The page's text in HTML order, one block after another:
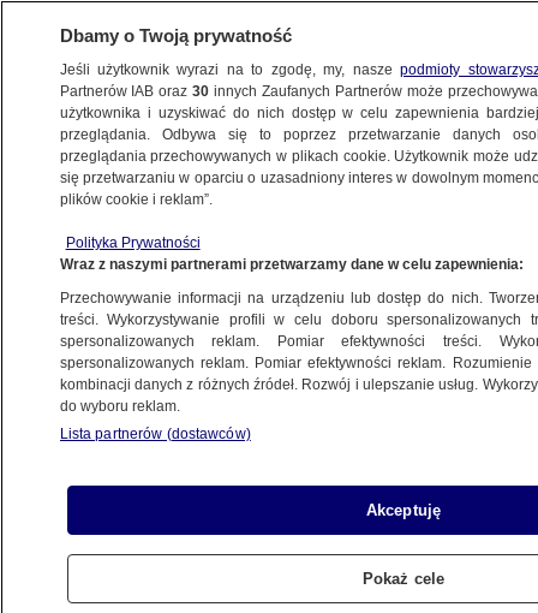
KOŚCIÓŁ HIERARCHOWIE
"Ten papież może stanąć między
dwoma globalnymi biegunami"
RELACJA
Tak brzmiały pierwsze słowa papieży
po wyborze
ŚWIAT
Trump o "zachwyconych katolikach"
Dbamy o Twoją prywatność
Jeśli użytkownik wyrazi na to zgodę, my, naszepodmioty
Partnerów IAB oraz30 innych Zaufanych Partnerów może
użytkownika i uzyskiwać do nich dostęp w celu zapewnienia
przeglądania. Odbywa się to poprzez przetwarzanie danych
przeglądania przechowywanych w plikach cookie. Użytkownik może
się przetwarzaniu w oparciu o uzasadniony interes w dowolnym
plików cookie i reklam”.
Polityka Prywatności
Wraz z naszymi partnerami przetwarzamy dane w celu zapewnienia:
Przechowywanie informacji na urządzeniu lub dostęp do nich.
treści. Wykorzystywanie profili w celu doboru spersonalizowanych
spersonalizowanych reklam. Pomiar efektywności treści.
spersonalizowanych reklam. Pomiar efektywności reklam.
kombinacji danych z różnych źródeł. Rozwój i ulepszanie usług.
do wyboru reklam.
Lista partnerów (dostawców)
Akceptuję
Pokaż cele